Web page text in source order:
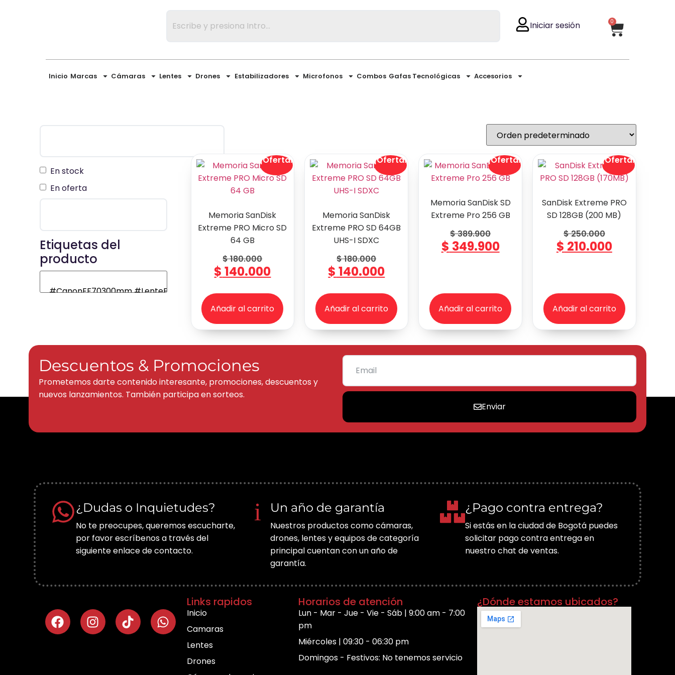
Iniciar sesión 0
Inicio Marcas Cámaras Lentes Drones Estabilizadores Microfonos Combos Gafas Tecnológicas Accesorios
En stock
En oferta
Etiquetas del
producto
¡Oferta!
Memoria SanDisk
Extreme PRO Micro SD
64 GB
$180.000
$ 140.000
Añadir al carrito
¡Oferta!
Memoria SanDisk
Extreme PRO SD 64GB
UHS-I SDXC
$180.000
$ 140.000
Añadir al carrito
¡Oferta!
Memoria SanDisk SD
Extreme Pro 256 GB
$389.900
$ 349.900
Añadir al carrito
¡Oferta!
SanDisk Extreme PRO
SD 128GB (200 MB)
$250.000
$ 210.000
Añadir al carrito
Descuentos & Promociones
Prometemos darte contenido interesante, promociones, descuentos y
nuevos lanzamientos. También participa en sorteos.
Enviar
¿Dudas o Inquietudes?
No te preocupes, queremos escucharte,
por favor escríbenos a través del
siguiente enlace de contacto.
Un año de garantía
Nuestros productos como cámaras,
drones, lentes y equipos de categoría
principal cuentan con un año de
garantía.
¿Pago contra entrega?
Si estás en la ciudad de Bogotá puedes
solicitar pago contra entrega en
nuestro chat de ventas.
Links rapidos
Inicio
Camaras
Lentes
Drones
Horarios de atención
Lun - Mar - Jue - Vie - Sáb | 9:00 am - 7:00
pm
Miércoles | 09:30 - 06:30 pm
Domingos - Festivos: No tenemos servicio
¿Dónde estamos ubicados?